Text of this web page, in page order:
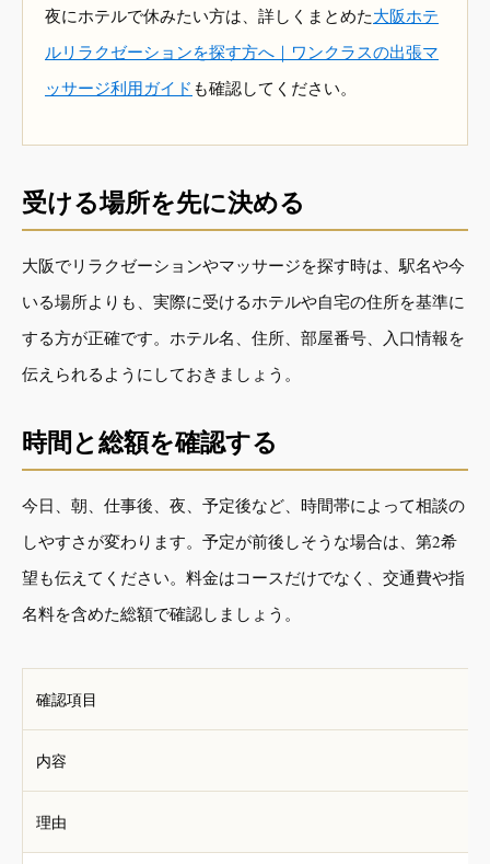
夜にホテルで休みたい方は、詳しくまとめた大阪ホテ
ルリラクゼーションを探す方へ｜ワンクラスの出張マ
ッサージ利用ガイド も確認してください。
受ける場所を先に決める
大阪でリラクゼーションやマッサージを探す時は、駅名や今
いる場所よりも、実際に受けるホテルや自宅の住所を基準に
する方が正確です。ホテル名、住所、部屋番号、入口情報を
伝えられるようにしておきましょう。
時間と総額を確認する
今日、朝、仕事後、夜、予定後など、時間帯によって相談の
しやすさが変わります。予定が前後しそうな場合は、第2希
望も伝えてください。料金はコースだけでなく、交通費や指
名料を含めた総額で確認しましょう。
確認項目
内容
理由